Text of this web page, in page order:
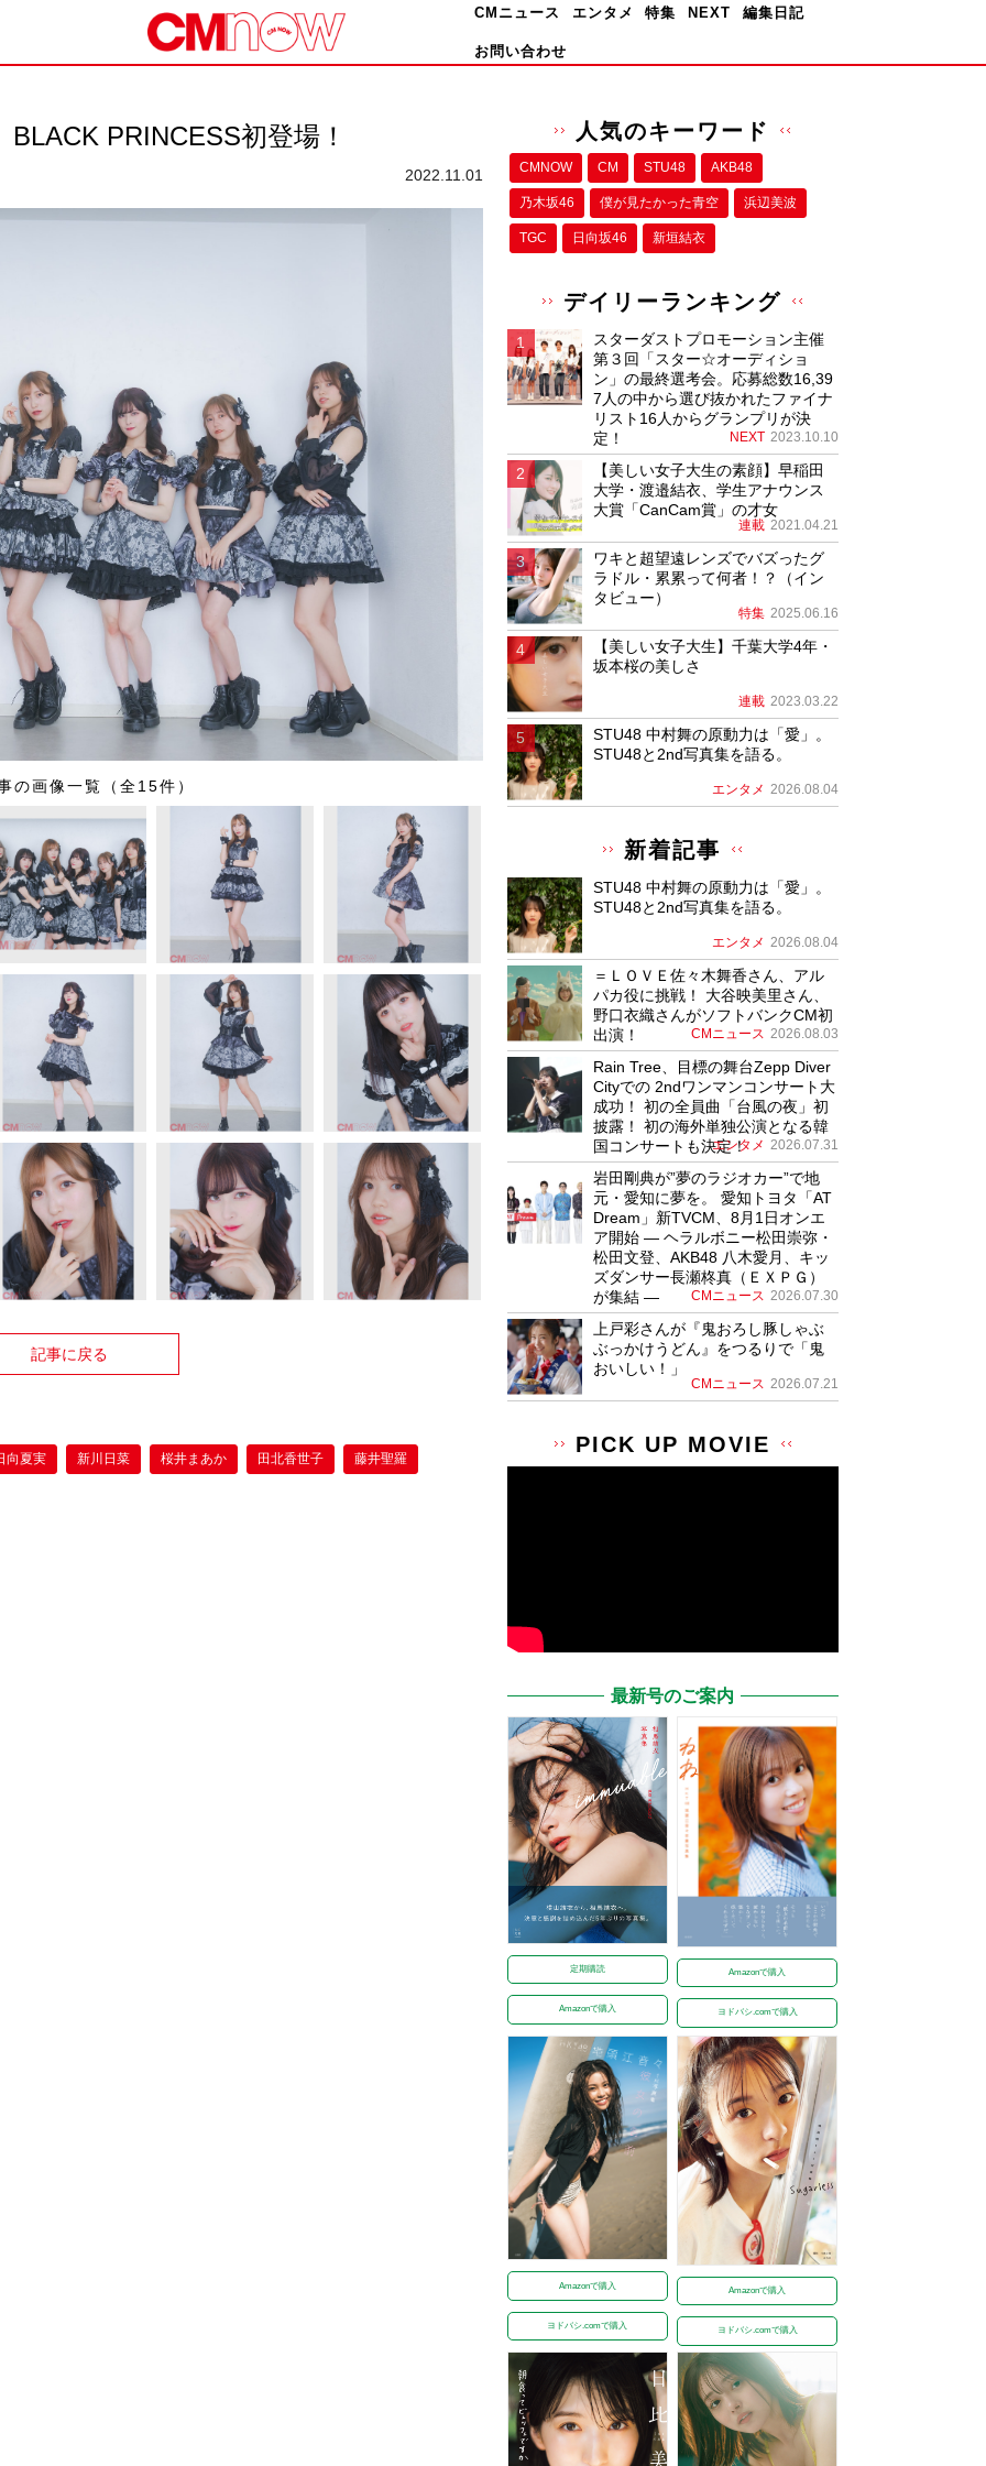
CMニュース エンタメ 特集 NEXT 編集日記
お問い合わせ
PRINCESS初登場！
2022.11.01
の画像一覧（全15件）
記事に戻る
向夏実 新川日菜 桜井まあか 田北香世子 藤井聖羅
人気のキーワード
CMNOW CM STU48 AKB48
乃木坂46 僕が⾒たかった⻘空 浜辺美波
TGC 日向坂46 新垣結衣
デイリーランキング
スターダストプロモーション主催
第３回「スター☆オーディショ
ン」の最終選考会。応募総数16,39
7人の中から選び抜かれたファイナ
リスト16人からグランプリが決
定！
NEXT 2023.10.10
【美しい女子大生の素顔】早稲田
大学・渡邉結衣、学生アナウンス
大賞「CanCam賞」の才女
連載 2021.04.21
ワキと超望遠レンズでバズったグ
ラドル・累累って何者！？（イン
タビュー）
特集 2025.06.16
【美しい女子大生】千葉大学4年・
坂本桜の美しさ
連載 2023.03.22
STU48 中村舞の原動力は「愛」。
STU48と2nd写真集を語る。
エンタメ 2026.08.04
新着記事
STU48 中村舞の原動力は「愛」。
STU48と2nd写真集を語る。
エンタメ 2026.08.04
＝ＬＯＶＥ佐々木舞香さん、アル
パカ役に挑戦！ 大谷映美里さん、
野口衣織さんがソフトバンクCM初
出演！
CMニュース 2026.08.03
Rain Tree、目標の舞台Zepp Diver
Cityでの 2ndワンマンコンサート大
成功！ 初の全員曲「台風の夜」初
披露！ 初の海外単独公演となる韓
国コンサートも決定！
エンタメ 2026.07.31
岩田剛典が”夢のラジオカー”で地
元・愛知に夢を。 愛知トヨタ「AT
Dream」新TVCM、8月1日オンエ
ア開始 ― ヘラルボニー松田崇弥・
松田文登、AKB48 八木愛月、キッ
ズダンサー長瀬柊真（ＥＸＰＧ）
が集結 ―
CMニュース 2026.07.30
上戸彩さんが『鬼おろし豚しゃぶ
ぶっかけうどん』をつるりで「鬼
おいしい！」
CMニュース 2026.07.21
PICK UP MOVIE
最新号のご案内
定期購読
Amazonで購入
Amazonで購入
ヨドバシ.comで購入
Amazonで購入
ヨドバシ.comで購入
Amazonで購入
ヨドバシ.comで購入